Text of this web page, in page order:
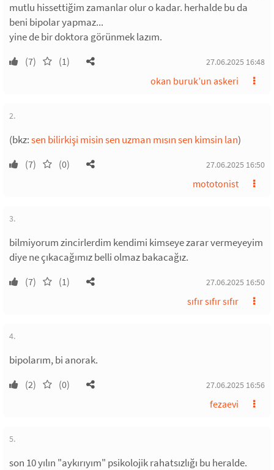
mutlu hissettiğim zamanlar olur o kadar. herhalde bu da
beni bipolar yapmaz...
yine de bir doktora görünmek lazım.
(7) (1) 27.06.2025 16:48
okan buruk’un askeri
2.
(bkz:sen bilirkişi misin sen uzman mısın sen kimsin lan)
(7) (0) 27.06.2025 16:50
mototonist
3.
bilmiyorum zincirlerdim kendimi kimseye zarar vermeyeyim
diye ne çıkacağımız belli olmaz bakacağız.
(7) (1) 27.06.2025 16:50
sıfır sıfır sıfır
4.
bipolarım, bi anorak.
(2) (0) 27.06.2025 16:56
fezaevi
5.
son 10 yılın "aykırıyım" psikolojik rahatsızlığı bu heralde.